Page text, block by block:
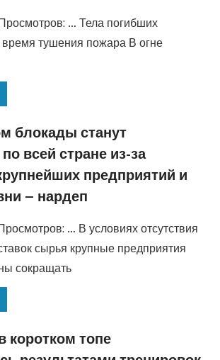
… Тела погибших
тушения пожара В огне
блокады станут
всей стране из-за
предприятий и
– нардеп
… В условиях отсутствия
сырья крупные предприятия
сокращать
коротком топе